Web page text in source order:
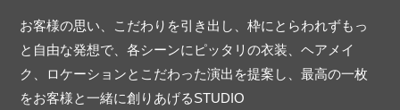
お客様の思い、こだわりを引き出し、枠にとらわれずもっ
と自由な発想で、各シーンにピッタリの衣装、ヘアメイ
ク、ロケーションとこだわった演出を提案し、最高の一枚
をお客様と一緒に創りあげるSTUDIO